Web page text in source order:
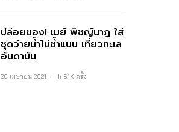
ปล่อยของ! เมย์ พิชญ์นาฏ ใส่
ชุดว่ายน้ำไม่ซ้ำแบบ เที่ยวทะเล
อันดามัน
20 เมษายน 2021 5.1K ครั้ง